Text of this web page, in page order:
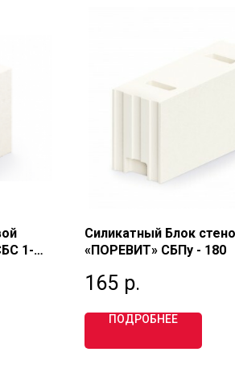
1-
Силикатный Блок
«ПОРЕВИТ» СБПу - 180
165 р.
ПОДРОБНЕЕ